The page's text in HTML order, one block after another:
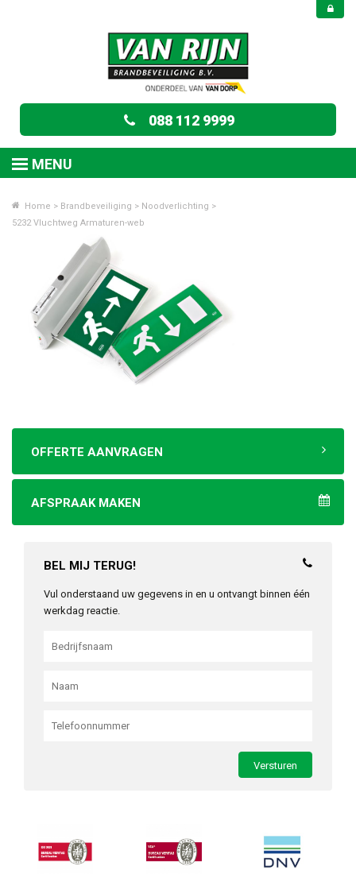
088 112 9999
MENU
Home > Brandbeveiliging > Noodverlichting >
5232 Vluchtweg Armaturen-web
OFFERTE AANVRAGEN
AFSPRAAK MAKEN
BEL MIJ TERUG!
Vul onderstaand uw gegevens in en u ontvangt binnen één
werkdag reactie.